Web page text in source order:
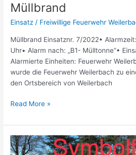
Müllbrand
Einsatz / Freiwillige Feuerwehr
Müllbrand Einsatznr. 7/2022•
Uhr• Alarm nach: „B1- Mülltonne“•
Alarmierte Einheiten: Feuerwehr
wurde die Feuerwehr Weilerbach zu
den Ortsbereich von Weilerbach
Read More »
Wassernotstand